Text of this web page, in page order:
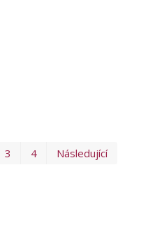
3 4 Následující